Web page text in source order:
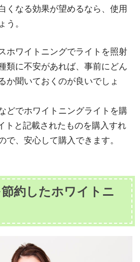
くなる効果が望めるなら、使用
う。
ホワイトニングでライトを照射
類に不安があれば、事前にどん
か聞いておくのが良いでしょ
どでホワイトニングライトを購
トと記載されたものを購入すれ
で、安心して購入できます。
約したホワイトニ